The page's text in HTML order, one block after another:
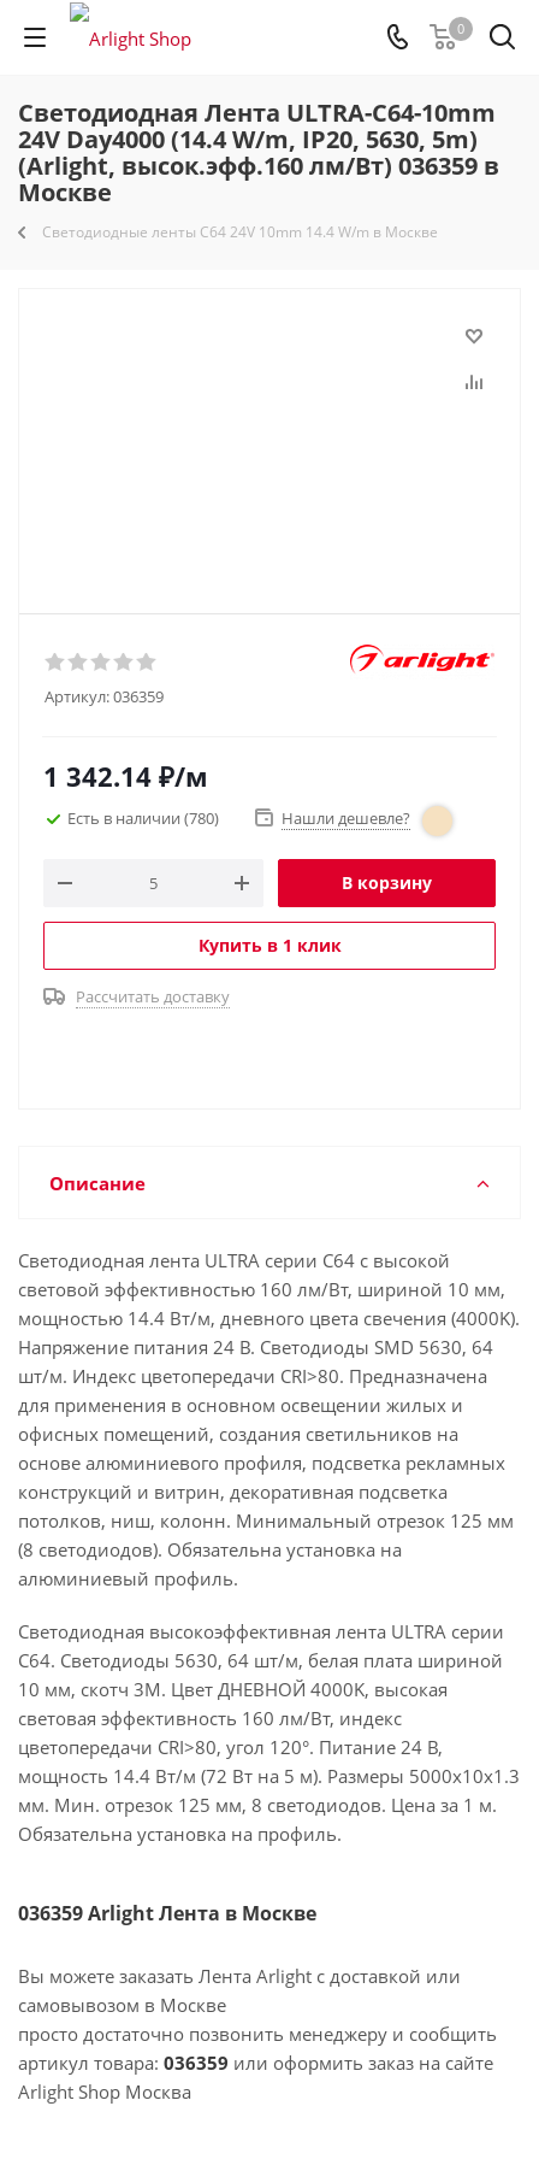
0
Светодиодная Лента ULTRA-C64-10mm
24V Day4000 (14.4 W/m, IP20, 5630, 5m)
(Arlight, высок.эфф.160 лм/Вт) 036359 в
Москве
Светодиодные ленты C64 24V 10mm 14.4 W/m в Москве
Артикул:036359
1 342.14 ₽/м
Есть в наличии (780) Нашли дешевле?
В корзину
Купить в 1 клик
Рассчитать доставку
Описание
Светодиодная лента ULTRA серии C64 с высокой
световой эффективностью 160 лм/Вт, шириной 10 мм,
мощностью 14.4 Вт/м, дневного цвета свечения (4000K).
Напряжение питания 24 В. Светодиоды SMD 5630, 64
шт/м. Индекс цветопередачи CRI>80. Предназначена
для применения в основном освещении жилых и
офисных помещений, создания светильников на
основе алюминиевого профиля, подсветка рекламных
конструкций и витрин, декоративная подсветка
потолков, ниш, колонн. Минимальный отрезок 125 мм
(8 светодиодов). Обязательна установка на
алюминиевый профиль.
Светодиодная высокоэффективная лента ULTRA серии
C64. Светодиоды 5630, 64 шт/м, белая плата шириной
10 мм, скотч 3M. Цвет ДНЕВНОЙ 4000K, высокая
световая эффективность 160 лм/Вт, индекс
цветопередачи CRI>80, угол 120°. Питание 24 В,
мощность 14.4 Вт/м (72 Вт на 5 м). Размеры 5000x10x1.3
мм. Мин. отрезок 125 мм, 8 светодиодов. Цена за 1 м.
Обязательна установка на профиль.
036359 Arlight Лента в Москве
Вы можете заказать Лента Arlight с доставкой или
самовывозом в Москве
просто достаточно позвонить менеджеру и сообщить
артикул товара: 036359 или оформить заказ на сайте
Arlight Shop Москва